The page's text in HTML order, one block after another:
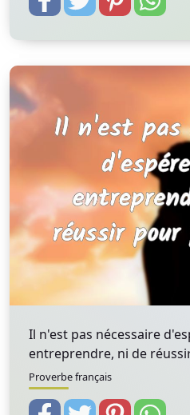
Il n'est pas nécessaire
entreprendre, ni de
Proverbe français